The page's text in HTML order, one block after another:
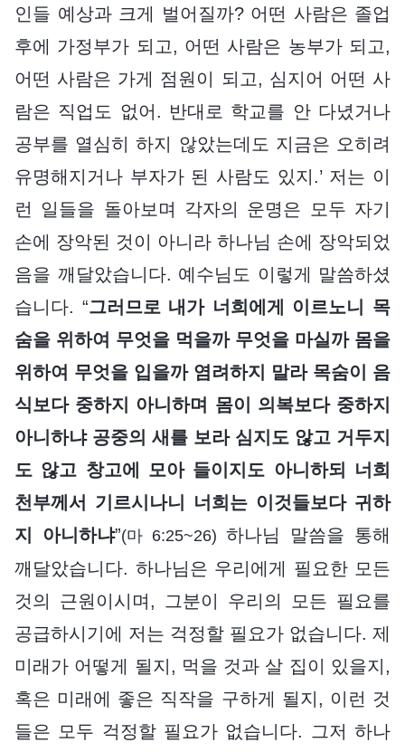
인들 예상과 크게 벌어질까? 어떤 사람은 졸업
후에 가정부가 되고, 어떤 사람은 농부가 되고,
어떤 사람은 가게 점원이 되고, 심지어 어떤 사
람은 직업도 없어. 반대로 학교를 안 다녔거나
공부를 열심히 하지 않았는데도 지금은 오히려
유명해지거나 부자가 된 사람도 있지.’ 저는 이
런 일들을 돌아보며 각자의 운명은 모두 자기
손에 장악된 것이 아니라 하나님 손에 장악되었
음을 깨달았습니다. 예수님도 이렇게 말씀하셨
습니다. “그러므로 내가 너희에게 이르노니 목
숨을 위하여 무엇을 먹을까 무엇을 마실까 몸을
위하여 무엇을 입을까 염려하지 말라 목숨이 음
식보다 중하지 아니하며 몸이 의복보다 중하지
아니하냐 공중의 새를 보라 심지도 않고 거두지
도 않고 창고에 모아 들이지도 아니하되 너희
천부께서 기르시나니 너희는 이것들보다 귀하
지 아니하냐”(마 6:25~26) 하나님 말씀을 통해
깨달았습니다. 하나님은 우리에게 필요한 모든
것의 근원이시며, 그분이 우리의 모든 필요를
공급하시기에 저는 걱정할 필요가 없습니다. 제
미래가 어떻게 될지, 먹을 것과 살 집이 있을지,
혹은 미래에 좋은 직작을 구하게 될지, 이런 것
들은 모두 걱정할 필요가 없습니다. 그저 하나